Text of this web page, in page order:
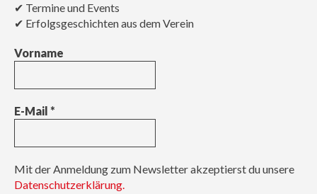
✔ Termine und Events
✔ Erfolgsgeschichten aus dem Verein
Vorname
E-Mail *
Mit der Anmeldung zum Newsletter akzeptierst du unsere
Datenschutzerklärung.